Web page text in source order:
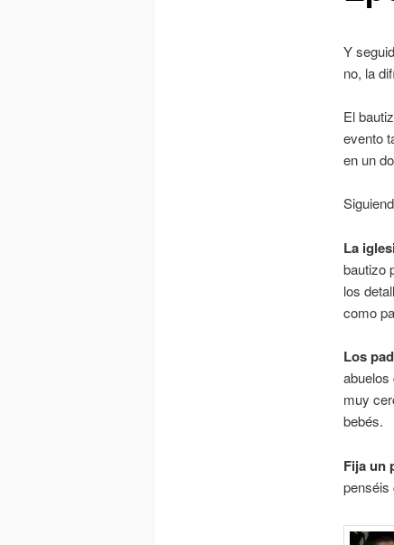
Y
no, la
El
evento
en un
La
bautizo
los
como
Los
abuelos
muy
bebés.
Fija un
penséis